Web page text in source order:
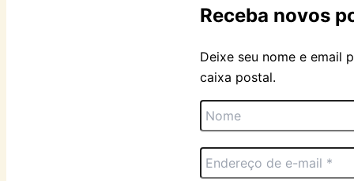
Receba novos
Deixe seu nome e email
caixa postal.